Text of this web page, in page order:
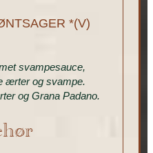
*(V)
svampesauce,
ærter og svampe.
og Grana Padano.